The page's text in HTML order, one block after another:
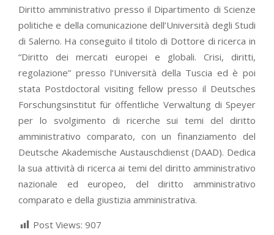
Diritto amministrativo presso il Dipartimento di Scienze
politiche e della comunicazione dell’Università degli Studi
di Salerno. Ha conseguito il titolo di Dottore di ricerca in
“Diritto dei mercati europei e globali. Crisi, diritti,
regolazione” presso l’Università della Tuscia ed è poi
stata Postdoctoral visiting fellow presso il Deutsches
Forschungsinstitut für öffentliche Verwaltung di Speyer
per lo svolgimento di ricerche sui temi del diritto
amministrativo comparato, con un finanziamento del
Deutsche Akademische Austauschdienst (DAAD). Dedica
la sua attività di ricerca ai temi del diritto amministrativo
nazionale ed europeo, del diritto amministrativo
comparato e della giustizia amministrativa.
Post Views: 907